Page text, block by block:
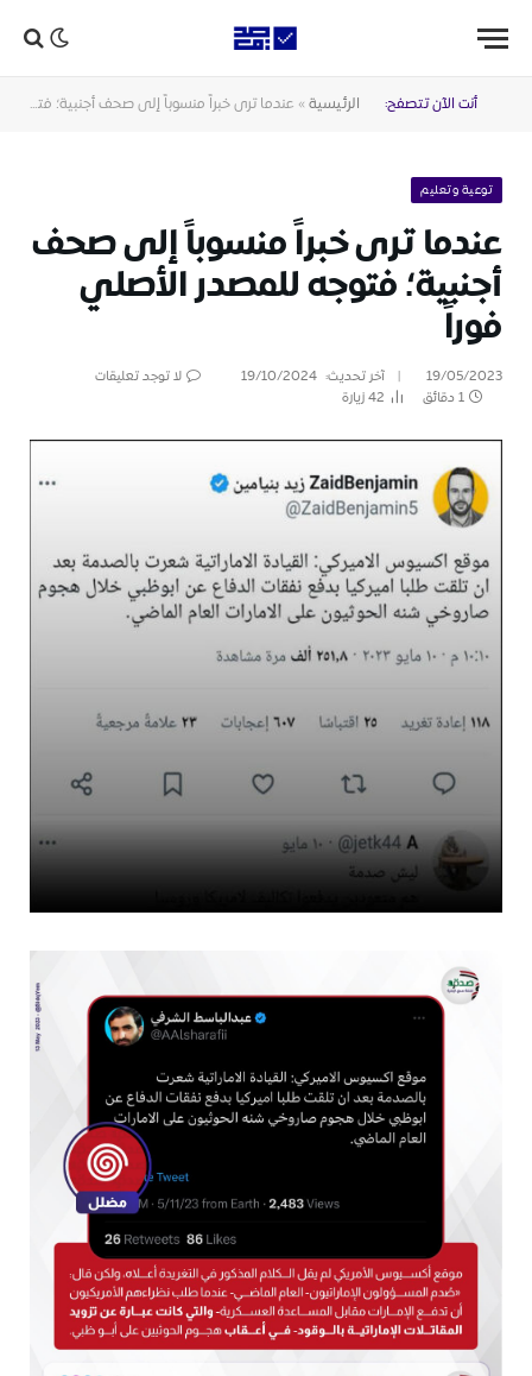
أنت الآن تتصفح: الرئيسية » عندما ترى خبراً منسوباً إلى صحف أجنبية؛ فتوجه للمصدر الأصلي فوراً
توعية وتعليم
عندما ترى خبراً منسوباً إلى صحف
أجنبية؛ فتوجه للمصدر الأصلي
فوراً
19/05/2023 آخر تحديث: 19/10/2024
لا توجد تعليقات
1 دقائق
42زيارة